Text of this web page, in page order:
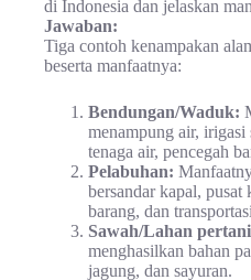
di Indonesia dan jelaskan
Jawaban:
Tiga contoh kenampakan
beserta manfaatnya:
Bendungan/Waduk:
menampung air,
tenaga air, pencegah
Pelabuhan:
bersandar kapal,
barang, dan
Sawah/Lahan
menghasilkan bahan
jagung, dan sayuran.